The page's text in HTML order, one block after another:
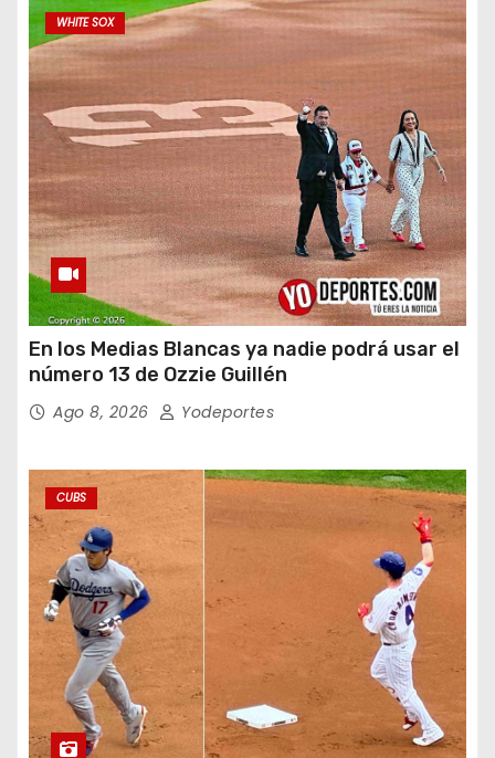
WHITE SOX
En los Medias Blancas ya nadie podrá usar el
número 13 de Ozzie Guillén
Ago 8, 2026 Yodeportes
CUBS